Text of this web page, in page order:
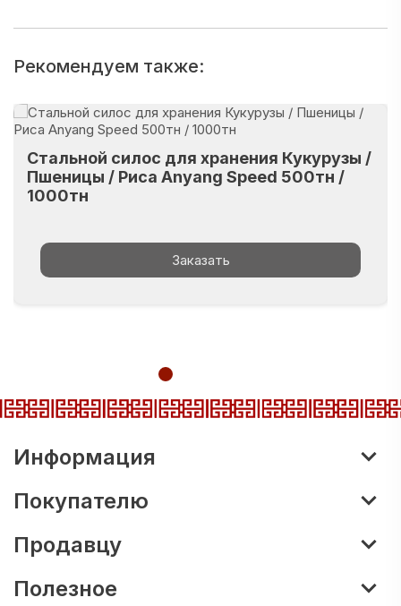
Рекомендуем также:
Стальной силос для хранения Кукурузы /
Пшеницы / Риса Anyang Speed 500тн /
1000тн
Заказать
Информация
Покупателю
Продавцу
Полезное